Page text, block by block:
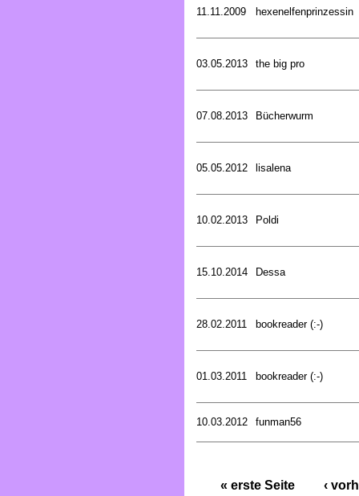
11.11.2009 hexenelfenprinzessin
03.05.2013 the big pro
07.08.2013 Bücherwurm
05.05.2012 lisalena
10.02.2013 Poldi
15.10.2014 Dessa
28.02.2011 bookreader (:-)
01.03.2011 bookreader (:-)
10.03.2012 funman56
« erste Seite ‹